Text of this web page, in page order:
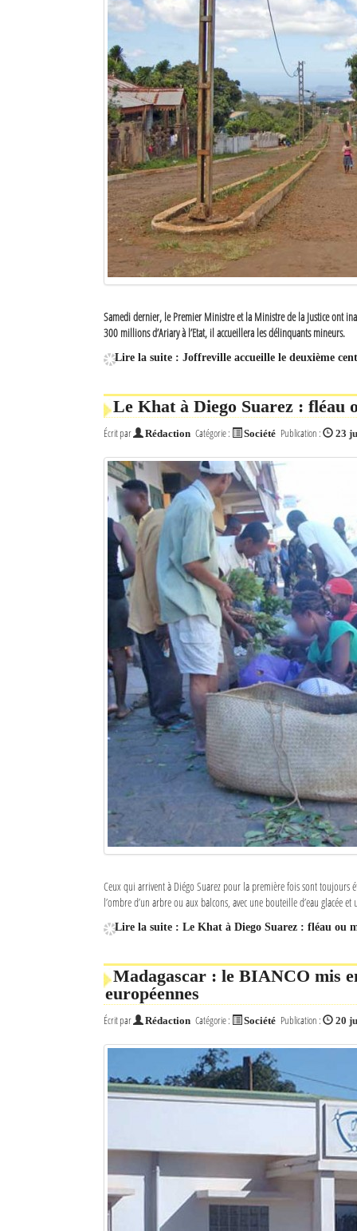
Samedi dernier, le Premier Ministre et la Ministre de la Justice ont
300 millions d’Ariary à l’Etat, il accueillera les délinquants mineurs.
Lire la suite : Joffreville accueille le deuxième
Le Khat à Diego Suarez : fléau
Écrit par Rédaction Catégorie : Société Publication : 23
Ceux qui arrivent à Diégo Suarez pour la première fois sont toujours
l’ombre d’un arbre ou aux balcons, avec une bouteille d’eau
Lire la suite : Le Khat à Diego Suarez : fléau ou
Madagascar : le BIANCO mis
européennes
Écrit par Rédaction Catégorie : Société Publication : 20